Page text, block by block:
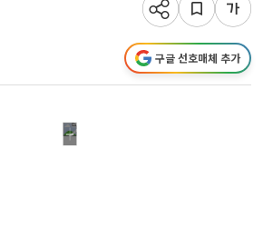
구글 선호매체 추가